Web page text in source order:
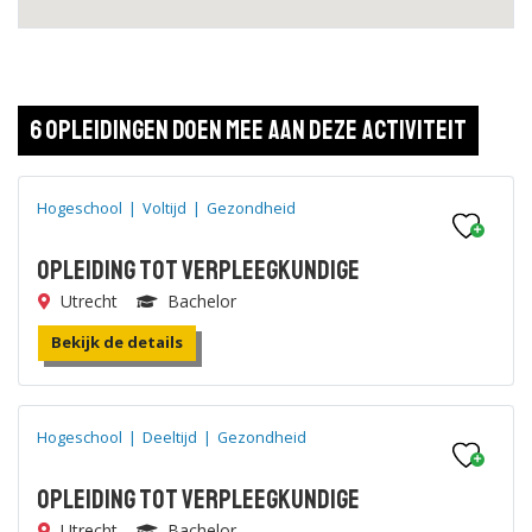
6 opleidingen doen mee aan deze activiteit
Hogeschool | Voltijd | Gezondheid
Opleiding tot Verpleegkundige
Utrecht Bachelor
Bekijk de details
Hogeschool | Deeltijd | Gezondheid
Opleiding tot Verpleegkundige